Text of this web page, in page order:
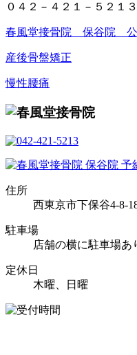
０４２－４２１－５２１３
春風堂接骨院 保谷院 公
産後骨盤矯正
慢性腰痛
住所
西東京市下保谷4-8-
駐車場
店舗の横に駐車場あ
定休日
木曜、日曜